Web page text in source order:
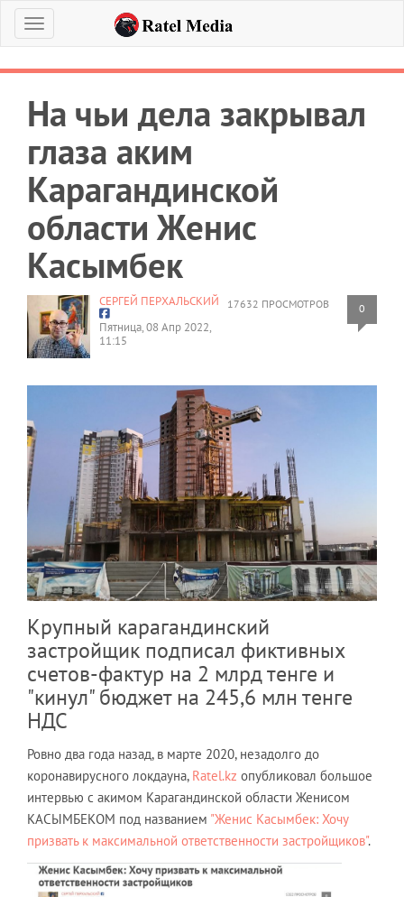
Меню
На чьи дела закрывал
глаза аким
Карагандинской
области Женис
Касымбек
17632 ПРОСМОТРОВ 0
СЕРГЕЙ ПЕРХАЛЬСКИЙ
Пятница, 08 Апр 2022,
11:15
Крупный карагандинский
застройщик подписал фиктивных
счетов-фактур на 2 млрд тенге и
"кинул" бюджет на 245,6 млн тенге
НДС
Ровно два года назад, в марте 2020, незадолго до
коронавирусного локдауна, Ratel.kz опубликовал большое
интервью с акимом Карагандинской области Женисом
КАСЫМБЕКОМ под названием "Женис Касымбек: Хочу
призвать к максимальной ответственности застройщиков".